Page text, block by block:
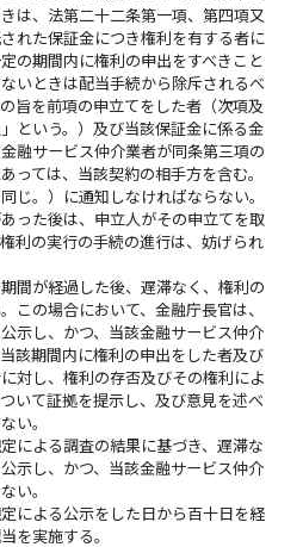
は、法第二十二条第一項、第四項又
れた保証金につき権利を有する者に
の期間内に権利の申出をすべきこと
いときは配当手続から除斥されるべ
旨を前項の申立てをした者（次項及
という。）及び当該保証金に係る金
融サービス仲介業者が同条第三項の
っては、当該契約の相手方を含む。
じ。）に通知しなければならない。
った後は、申立人がその申立てを取
利の実行の手続の進行は、妨げられ
間が経過した後、遅滞なく、権利の
この場合において、金融庁長官は、
示し、かつ、当該金融サービス仲介
該期間内に権利の申出をした者及び
対し、権利の存否及びその権利によ
いて証拠を提示し、及び意見を述べ
い。
による調査の結果に基づき、遅滞な
示し、かつ、当該金融サービス仲介
い。
による公示をした日から百十日を経
を実施する。